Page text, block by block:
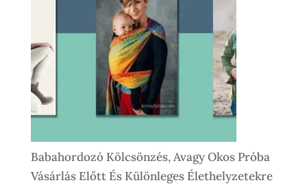
Így
Működik
Nálunk
Babahordozó Kölcsönzés, Avagy Okos Próba
Vásárlás Előtt És Különleges Élethelyzetekre